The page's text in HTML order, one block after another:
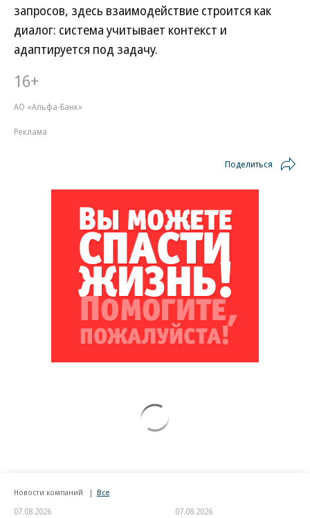
запросов, здесь взаимодействие строится как
диалог: система учитывает контекст и
адаптируется под задачу.
16+
АО «Альфа-Банк»
Реклама
Поделиться
Новости компаний Все
07.08.2026 07.08.2026